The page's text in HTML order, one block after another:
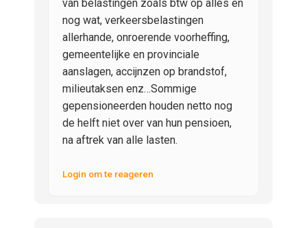
van belastingen zoals btw op alles en
nog wat, verkeersbelastingen
allerhande, onroerende voorheffing,
gemeentelijke en provinciale
aanslagen, accijnzen op brandstof,
milieutaksen enz…Sommige
gepensioneerden houden netto nog
de helft niet over van hun pensioen,
na aftrek van alle lasten.
Login om te reageren